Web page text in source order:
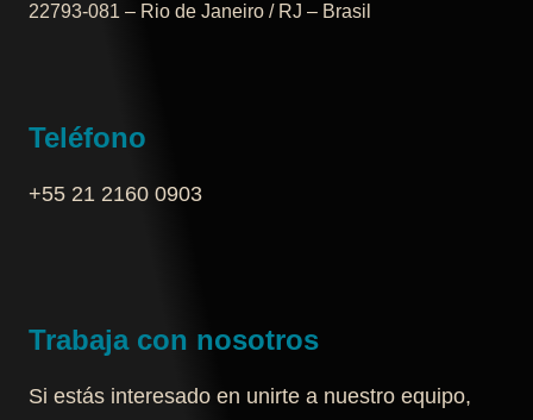
22793-081 – Rio de Janeiro / RJ – Brasil
Teléfono
+55 21 2160 0903‬
Trabaja con nosotros
Si estás interesado en unirte a nuestro equipo,